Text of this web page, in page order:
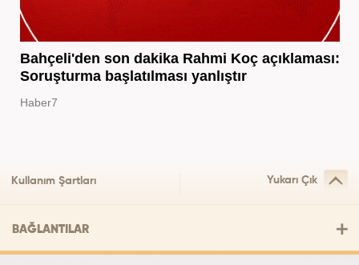
Bahçeli'den son dakika Rahmi Koç açıklaması:
Soruşturma başlatılması yanlıştır
Haber7
Kullanım Şartları Yukarı Çık
BAĞLANTILAR